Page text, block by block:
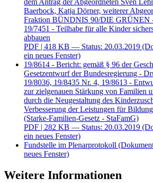
dem Antrag der Abgeordneten Sven
Baerbock, Katja Dörner, weiterer
Fraktion BÜNDNIS 90/DIE GRÜNEN
19/7451 - Teilhabe für alle Kinder
abbauen
PDF | 418 KB — Status: 20.03.2019
ein neues Fenster)
19/8614 - Bericht: gemäß § 96 der
Gesetzentwurf der Bundesregierung -
19/8036, 19/8435 Nr. 4, 19/8613 -
zur zielgenauen Stärkung von Familien
durch die Neugestaltung des
Verbesserung der Leistungen für
(Starke-Familien-Gesetz - StaFamG)
PDF | 282 KB — Status: 20.03.2019
ein neues Fenster)
Fundstelle im Plenarprotokoll
neues Fenster)
Weitere Informationen